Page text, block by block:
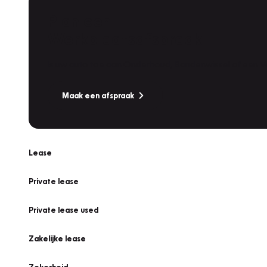
Maak een afspraak
Lease
Private lease
Private lease used
Zakelijke lease